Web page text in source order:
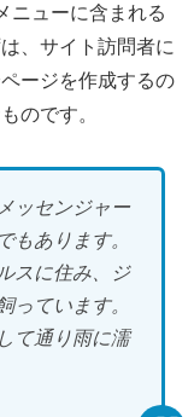
ニューに含まれる
、サイト訪問者に
ージを作成するの
のです。
ッセンジャー
もあります。
スに住み、ジ
っています。
て通り雨に濡